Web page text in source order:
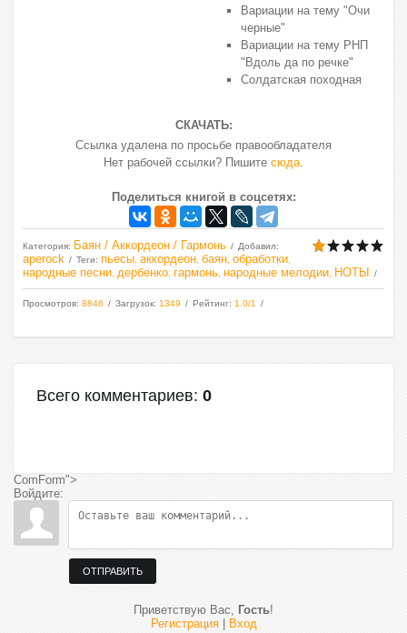
Вариации на тему "Очи
черные"
Вариации на тему РНП
"Вдоль да по речке"
Солдатская походная
СКАЧАТЬ:
Ссылка удалена по просьбе правообладателя
Нет рабочей ссылки? Пишите сюда.
Поделиться книгой в соцсетях:
Категория: Баян / Аккордеон / Гармонь Добавил:
aperock Теги: пьесы аккордеон баян обработки
народные песни дербенко гармонь народные мелодии НОТЫ
Просмотров: 8846 Загрузок: 1349 Рейтинг: 1.0/1
Всего комментариев: 0
ComForm">
Войдите:
ОТПРАВИТЬ
Приветствую Вас, Гость!
Регистрация| Вход